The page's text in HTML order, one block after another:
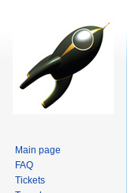
Main page
FAQ
Tickets